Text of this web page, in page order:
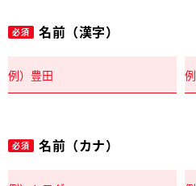
必須 名前（漢字）
必須 名前（カナ）